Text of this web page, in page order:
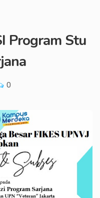
Program Stu
0